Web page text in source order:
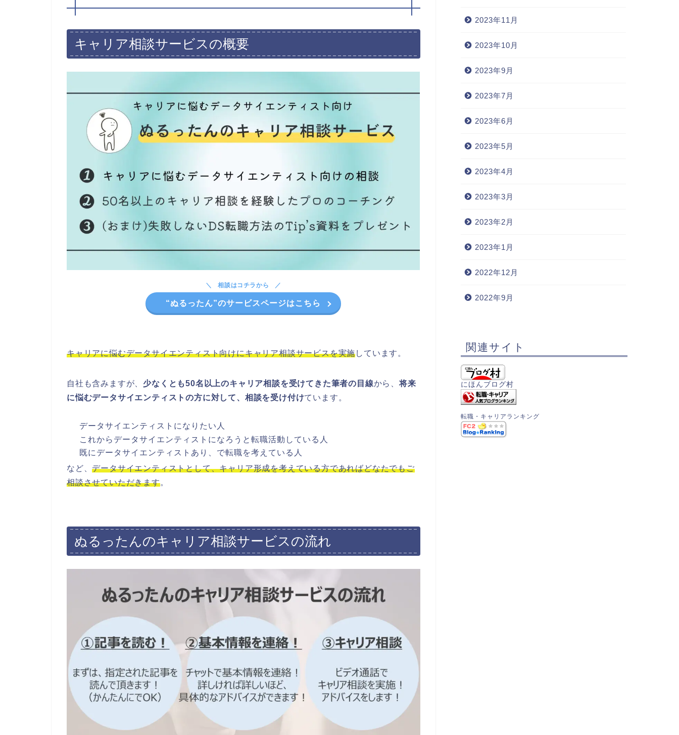
キャリア相談サービスの概要
相談はコチラから
“ぬるったん”のサービスページはこちら
キャリアに悩むデータサイエンティスト向けにキャリア相談サービスを実施しています。
自社も含みますが、 少なくとも50名以上のキャリア相談を受けてきた筆者の目線から、将来
に悩むデータサイエンティストの方に対して、相談を受け付けています。
データサイエンティストになりたい人
これからデータサイエンティストになろうと転職活動している人
既にデータサイエンティストあり、で転職を考えている人
など、データサイエンティストとして、キャリア形成を考えている方であればどなたでもご
相談させていただきます。
ぬるったんのキャリア相談サービスの流れ
2023年11月
2023年10月
2023年9月
2023年7月
2023年6月
2023年5月
2023年4月
2023年3月
2023年2月
2023年1月
2022年12月
2022年9月
関連サイト
にほんブログ村
転職・キャリアランキング